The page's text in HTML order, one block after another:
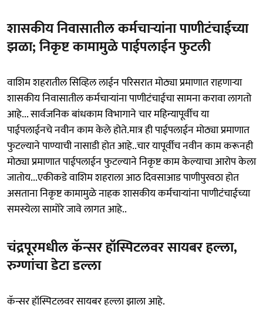
शासकीय निवासातील कर्मचाऱ्यांना पाणीटंचाईच्या
झळा; निकृष्ट कामामुळे पाईपलाईन फुटली
वाशिम शहरातील सिव्हिल लाईन परिसरात मोठ्या प्रमाणात राहणाऱ्या
शासकीय निवासातील कर्मचाऱ्यांना पाणीटंचाईचा सामना करावा लागतो
आहे... सार्वजनिक बांधकाम विभागाने चार महिन्यापूर्वीच या
पाईपलाईनचे नवीन काम केले होते.मात्र ही पाईपलाईन मोठ्या प्रमाणात
फुटल्याने पाण्याची नासाडी होत आहे..चार यापूर्वीच नवीन काम करूनही
मोठ्या प्रमाणात पाईपलाईन फुटल्याने निकृष्ट काम केल्याचा आरोप केला
जातोय...एकीकडे वाशिम शहराला आठ दिवसाआड पाणीपुरवठा होत
असताना निकृष्ट कामामुळे नाहक शासकीय कर्मचाऱ्यांना पाणीटंचाईच्या
समस्येला सामोरे जावे लागत आहे..
चंद्रपूरमधील कॅन्सर हॉस्पिटलवर सायबर हल्ला,
रुग्णांचा डेटा डल्ला
कॅन्सर हॉस्पिटलवर सायबर हल्ला झाला आहे.